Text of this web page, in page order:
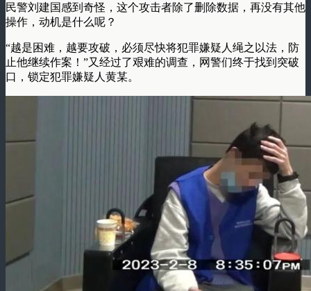
民警刘建国感到奇怪，这个攻击者除了删除数据，再没有其他
操作，动机是什么呢？
“越是困难，越要攻破，必须尽快将犯罪嫌疑人绳之以法，防
止他继续作案！”又经过了艰难的调查，网警们终于找到突破
口，锁定犯罪嫌疑人黄某。